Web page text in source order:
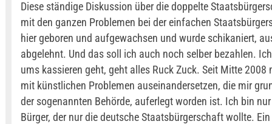
Diese ständige Diskussion über die doppelte
mit den ganzen Problemen bei der einfachen
hier geboren und aufgewachsen und wurde schikaniert,
abgelehnt. Und das soll ich auch noch selber bezahlen. Ich
ums kassieren geht, geht alles Ruck Zuck. Seit Mitte 2008
mit künstlichen Problemen auseinandersetzen, die mir
der sogenannten Behörde, auferlegt worden ist. Ich bin
Bürger, der nur die deutsche Staatsbürgerschaft wollte.